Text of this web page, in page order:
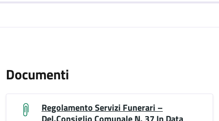
Documenti
Regolamento Servizi Funerari –